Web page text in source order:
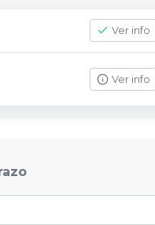
Ver info
Ver info